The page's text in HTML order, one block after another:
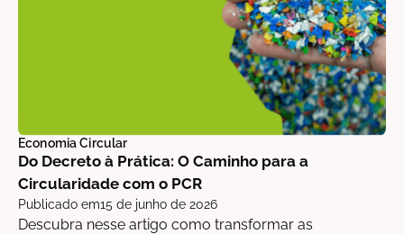
Economia Circular
Do Decreto à Prática: O Caminho para a
Circularidade com o PCR
Publicado em15 de junho de 2026
Descubra nesse artigo como transformar as